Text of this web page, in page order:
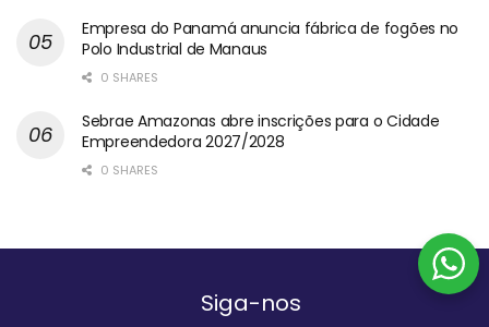
Empresa do Panamá anuncia fábrica de fogões no
Polo Industrial de Manaus
0 SHARES
Sebrae Amazonas abre inscrições para o Cidade
Empreendedora 2027/2028
0 SHARES
Siga-nos